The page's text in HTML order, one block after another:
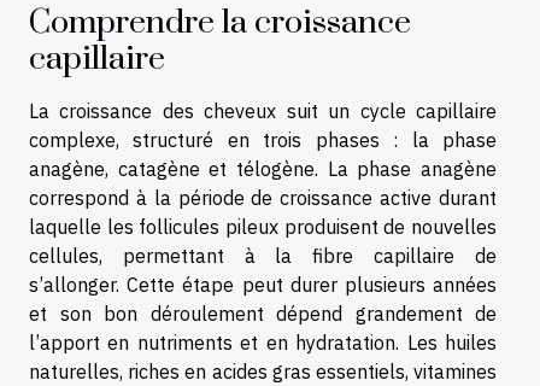
Comprendre la croissance
capillaire
La croissance des cheveux suit un cycle capillaire
complexe, structuré en trois phases : la phase
anagène, catagène et télogène. La phase anagène
correspond à la période de croissance active durant
laquelle les follicules pileux produisent de nouvelles
cellules, permettant à la fibre capillaire de
s’allonger. Cette étape peut durer plusieurs années
et son bon déroulement dépend grandement de
l’apport en nutriments et en hydratation. Les huiles
naturelles, riches en acides gras essentiels, vitamines